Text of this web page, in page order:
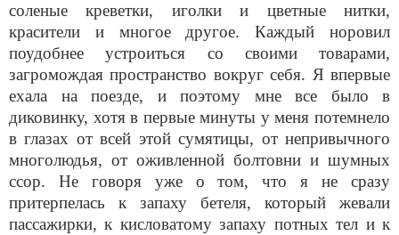
соленые креветки, иголки и цветные нитки,
красители и многое другое. Каждый норовил
поудобнее устроиться со своими товарами,
загромождая пространство вокруг себя. Я впервые
ехала на поезде, и поэтому мне все было в
диковинку, хотя в первые минуты у меня потемнело
в глазах от всей этой сумятицы, от непривычного
многолюдья, от оживленной болтовни и шумных
ссор. Не говоря уже о том, что я не сразу
притерпелась к запаху бетеля, который жевали
пассажирки, к кисловатому запаху потных тел и к